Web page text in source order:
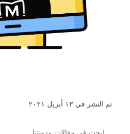
تم النشر في ١٣ أبريل ٢٠٢١